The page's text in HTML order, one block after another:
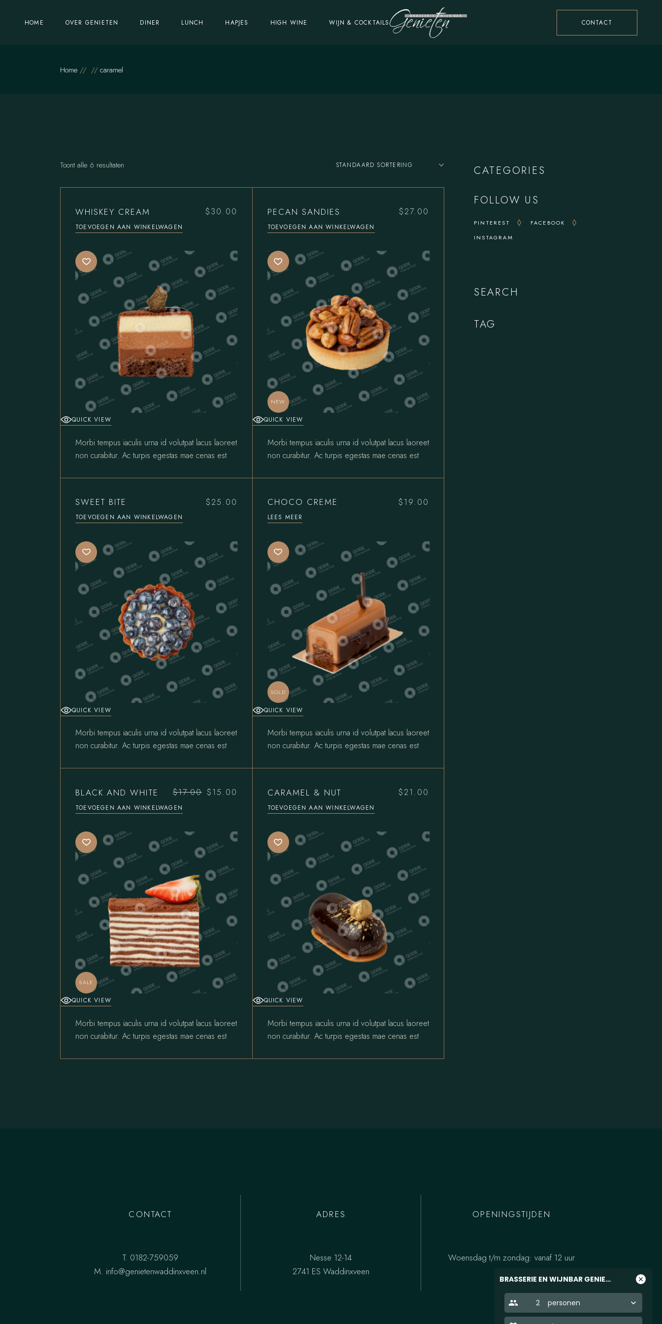
BRASSERIE EN WIJNBAR GENIETEN close
people 2 personen keyboard_arrow_down
HOME OVER GENIETEN
Feesten & Partijen
DINER LUNCH HAPJES HIGH WINE WIJN & COCKTAILS CONTACT
Feesten & Partijen
Home caramel
Toont alle 6 resultaten STANDAARD SORTERING
WHISKEY CREAM $30.00
TOEVOEGEN AAN WINKELWAGEN
QUICK VIEW
Morbi tempus iaculis urna id volutpat lacus laoreet
non curabitur. Ac turpis egestas mae cenas est
PECAN SANDIES $27.00
TOEVOEGEN AAN WINKELWAGEN
NEW
QUICK VIEW
Morbi tempus iaculis urna id volutpat lacus laoreet
non curabitur. Ac turpis egestas mae cenas est
SWEET BITE $25.00
TOEVOEGEN AAN WINKELWAGEN
QUICK VIEW
Morbi tempus iaculis urna id volutpat lacus laoreet
non curabitur. Ac turpis egestas mae cenas est
CHOCO CREME $19.00
LEES MEER
SOLD
QUICK VIEW
Morbi tempus iaculis urna id volutpat lacus laoreet
non curabitur. Ac turpis egestas mae cenas est
BLACK AND WHITE $17.00
Oorspronkelijke
prijs
was:
$15.00
Huidige
prijs
is:
TOEVOEGEN AAN WINKELWAGEN
SALE
QUICK VIEW
Morbi tempus iaculis urna id volutpat lacus laoreet
non curabitur. Ac turpis egestas mae cenas est
CARAMEL & NUT $21.00
TOEVOEGEN AAN WINKELWAGEN
QUICK VIEW
Morbi tempus iaculis urna id volutpat lacus laoreet
non curabitur. Ac turpis egestas mae cenas est
CATEGORIES
FOLLOW US
PINTEREST
FACEBOOK
INSTAGRAM
SEARCH
TAG
CONTACT
T. 0182-759059
M. info@genietenwaddinxveen.nl
ADRES
Nesse 12-14
2741 ES Waddinxveen
OPENINGSTIJDEN
Woensdag t/m zondag: vanaf 12 uur